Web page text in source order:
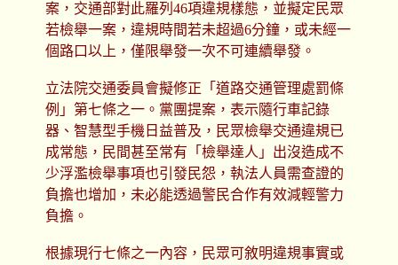
案，交通部對此羅列46項違規樣態，並擬定民眾
若檢舉一案，違規時間若未超過6分鐘，或未經一
個路口以上，僅限舉發一次不可連續舉發。
立法院交通委員會擬修正「道路交通管理處罰條
例」第七條之一。黨團提案，表示隨行車記錄
器、智慧型手機日益普及，民眾檢舉交通違規已
成常態，民間甚至常有「檢舉達人」出沒造成不
少浮濫檢舉事項也引發民怨，執法人員需查證的
負擔也增加，未必能透過警民合作有效減輕警力
負擔。
根據現行七條之一內容，民眾可敘明違規事實或